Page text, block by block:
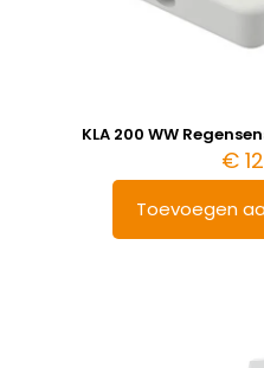
KLA 200 WW
€
Toevoegen